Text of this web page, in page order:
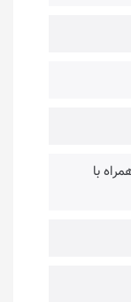
همراه با